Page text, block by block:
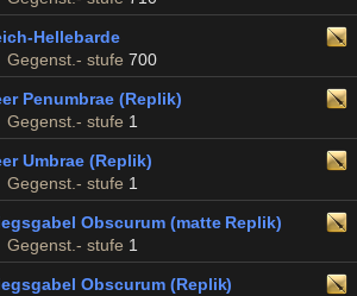
Hellebarde
Gegenst.- stufe 700
Penumbrae (Replik)
Gegenst.- stufe 1
Umbrae (Replik)
Gegenst.- stufe 1
Obscurum (matte Replik)
Gegenst.- stufe 1
Obscurum (Replik)